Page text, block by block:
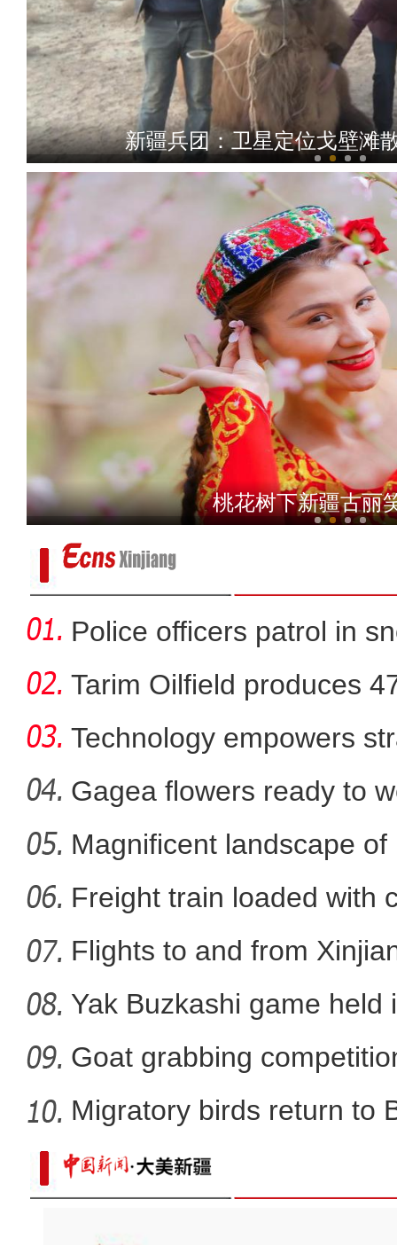
新疆兵团：卫星定位戈壁滩
探访新疆粤港澳大湾区菜篮
【爱在和田】传统的和田特
新疆理工学院：学生分
桃花树下新疆古丽
Police officers patrol in
Tarim Oilfield produces
Technology empowers
Xi
Gagea flowers ready to
Nal
Magnificent landscape
La
Freight train loaded with
Flights to and from
Yak Buzkashi game held
Goat grabbing
Migratory birds return to